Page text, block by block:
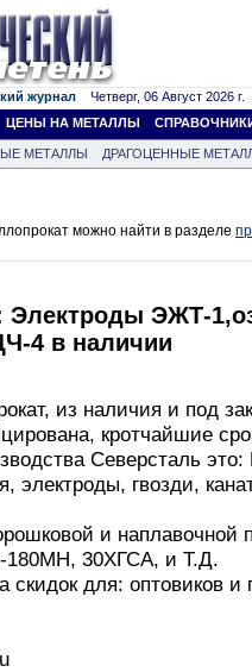
журнал Четверг, 06 Август 2026 г.
ЦЕНЫ НА МЕТАЛЛЫ
МЕТАЛЛЫ
ДРАГОЦЕННЫЕ
можно найти в разделе
Электроды ЭЖТ-
4 в наличии
из наличия и под
кротчайшие
Северсталь
электроды, гвозди,
и наплавочной
30ХГСА, и Т.Д.
скидок для: оптовиков и